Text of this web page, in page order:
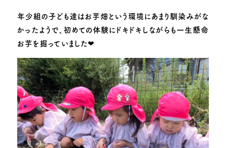
お知らせ 園のできごと
動画で見る追手門学院幼稚園 採用情報
お問い合わせ このサイトについて
年少組の子ども達はお芋畑という環境にあまり馴染みがな
かったようで、初めての体験にドキドキしながらも一生懸命
お芋を掘っていました❤